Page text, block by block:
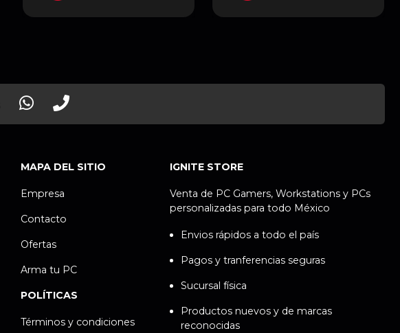
MAPA DEL SITIO
Empresa
Contacto
Ofertas
Arma tu PC
POLÍTICAS
Términos y condiciones
IGNITE STORE
Venta de PC Gamers, Workstations y PCs
personalizadas para todo México
Envios rápidos a todo el país
Pagos y tranferencias seguras
Sucursal física
Productos nuevos y de marcas
reconocidas